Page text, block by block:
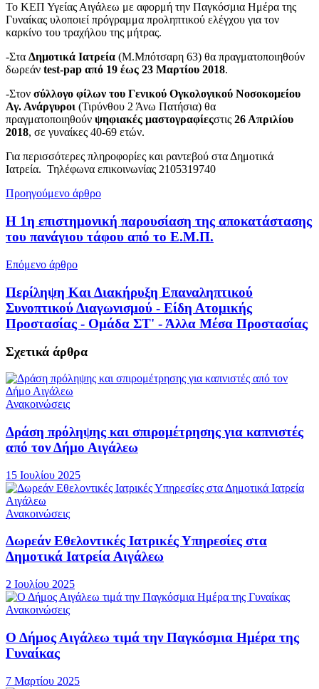
Το ΚΕΠ Υγείας Αιγάλεω με αφορμή την Παγκόσμια Ημέρα της
Γυναίκας υλοποιεί πρόγραμμα προληπτικού ελέγχου για τον
καρκίνο του τραχήλου της μήτρας.
-Στα Δημοτικά Ιατρεία (Μ.Μπότσαρη 63) θα πραγματοποιηθούν
δωρεάν test-pap από 19 έως 23 Μαρτίου 2018.
-Στον σύλλογο φίλων του Γενικού Ογκολογικού Νοσοκομείου
Αγ. Ανάργυροι (Τιρύνθου 2 Άνω Πατήσια) θα
πραγματοποιηθούν ψηφιακές μαστογραφίεςστις 26 Απριλίου
2018, σε γυναίκες 40-69 ετών.
Για περισσότερες πληροφορίες και ραντεβού στα Δημοτικά
Ιατρεία. Τηλέφωνα επικοινωνίας 2105319740
Προηγούμενο άρθρο
Η 1η επιστημονική παρουσίαση της αποκατάστασης
του πανάγιου τάφου από το Ε.Μ.Π.
Επόμενο άρθρο
Περίληψη Και Διακήρυξη Επαναληπτικού
Συνοπτικού Διαγωνισμού - Είδη Ατομικής
Προστασίας - Ομάδα ΣΤ' - Άλλα Μέσα Προστασίας
Σχετικά άρθρα
Ανακοινώσεις
Δράση πρόληψης και σπιρομέτρησης για καπνιστές
από τον Δήμο Αιγάλεω
15 Ιουλίου 2025
Ανακοινώσεις
Δωρεάν Εθελοντικές Ιατρικές Υπηρεσίες στα
Δημοτικά Ιατρεία Αιγάλεω
2 Ιουλίου 2025
Ανακοινώσεις
Ο Δήμος Αιγάλεω τιμά την Παγκόσμια Ημέρα της
Γυναίκας
7 Μαρτίου 2025